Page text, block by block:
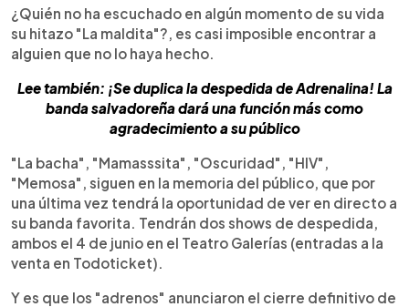
¿Quién no ha escuchado en algún momento de su vida
su hitazo "La maldita"?, es casi imposible encontrar a
alguien que no lo haya hecho.
Lee también: ¡Se duplica la despedida de Adrenalina! La
banda salvadoreña dará una función más como
agradecimiento a su público
"La bacha", "Mamasssita", "Oscuridad", "HIV",
"Memosa", siguen en la memoria del público, que por
una última vez tendrá la oportunidad de ver en directo a
su banda favorita. Tendrán dos shows de despedida,
ambos el 4 de junio en el Teatro Galerías (entradas a la
venta en Todoticket).
Y es que los "adrenos" anunciaron el cierre definitivo de